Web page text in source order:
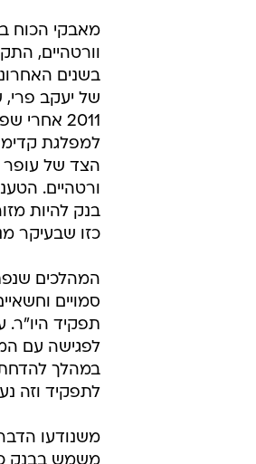
מאבק
שלאייל
הדירקטור
להתמנות
לשליטה מוזי
קיבל הסכמתו
כיסאו בסופו
מאבקי הכוח
וורטהיים,
בשנים
של יעקב פרי,
2011
למפלגת
הצד של עופר
ורטהיים.
בנק להיות
כזו שבעיקר